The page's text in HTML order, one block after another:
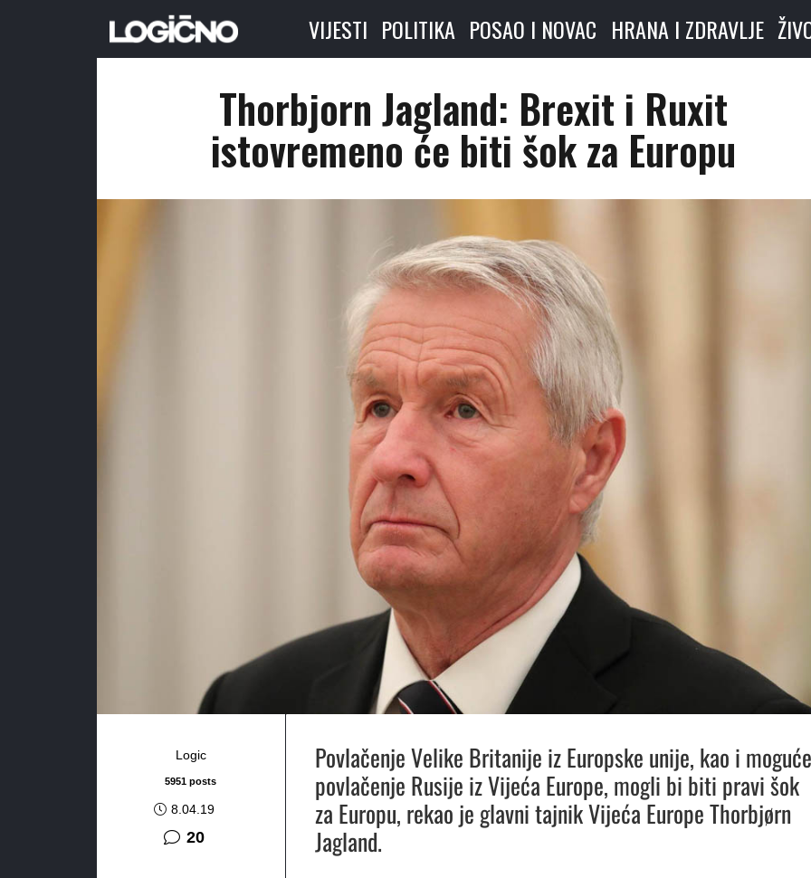
VIJESTI POLITIKA POSAO I NOVAC HRANA I ZDRAVLJE
Thorbjorn Jagland: Brexit i Ruxit
istovremeno će biti šok za Europu
Logic
5951 posts
8.04.19
20komentara
Povlačenje Velike Britanije iz Europske unije, kao i moguće
povlačenje Rusije iz Vijeća Europe, mogli bi biti pravi šok
za Europu, rekao je glavni tajnik Vijeća Europe Thorbjørn
Jagland.